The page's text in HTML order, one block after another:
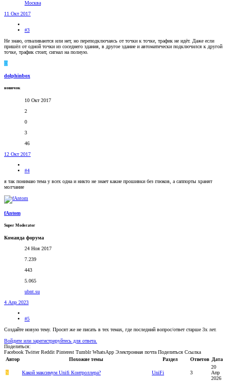
Москва
11 Окт 2017
#3
Не знаю, отваливаются или нет, но переподключаясь от точки к точке, трафик не идёт. Даже если
пришёл от одной точки из соседнего здания, в другое здание и автоматически подключился к другой
точке, трафик стоит, сигнал на полную.
D
dolphinbox
новичок
10 Окт 2017
2
0
3
46
12 Окт 2017
#4
я так понимаю тема у всех одна и никто не знает какие прошивки без глюков, а саппорты хранят
молчание
fAntom
Super Moderator
Команда форума
24 Ноя 2017
7.239
443
5.065
ubnt.su
4 Апр 2023
#5
Создайте новую тему. Просят же не писать в тех темах, где последний вопрос/ответ старше 3х лет.
Войдите или зарегистрируйтесь для ответа.
Поделиться:
Facebook Twitter Reddit Pinterest Tumblr WhatsApp Электронная почта Поделиться Ссылка
Автор
Похожие темы Раздел Ответов Дата
S Какой максимум Unifi Контроллера? UniFi 3
20
Апр
2026